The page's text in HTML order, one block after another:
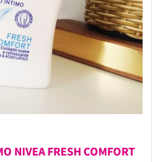
NIVEA FRESH COMFORT